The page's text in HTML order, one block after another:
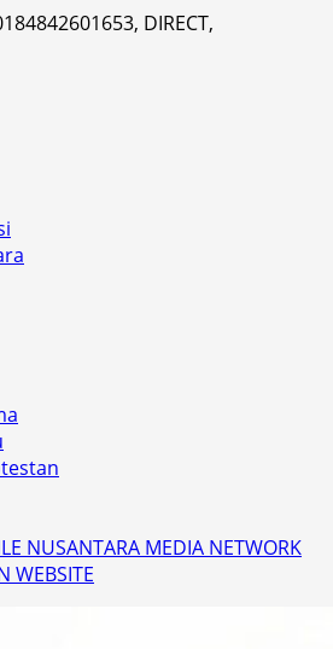
DIRECT,
NUSANTARA MEDIA NETWORK
WEBSITE